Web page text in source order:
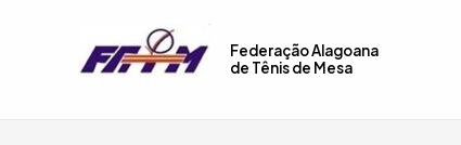
Federação Alagoana
de Tênis de Mesa
de